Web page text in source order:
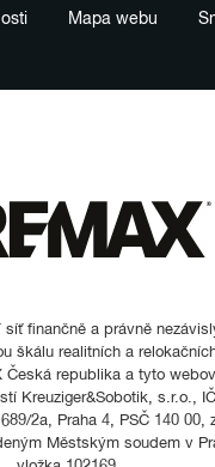
Mapa webu
finančně a právně
škálu realitních a
Česká republika a tyto
Kreuziger&Sobotik, s.r.o., IČ
2a, Praha 4, PSČ 140 00,
Městským soudem v